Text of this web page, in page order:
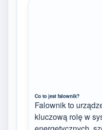
Co to jest falownik?
Falownik to
kluczową rolę w